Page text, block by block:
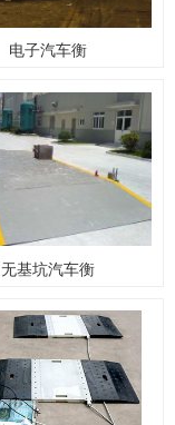
电子汽车衡
无基坑汽车衡